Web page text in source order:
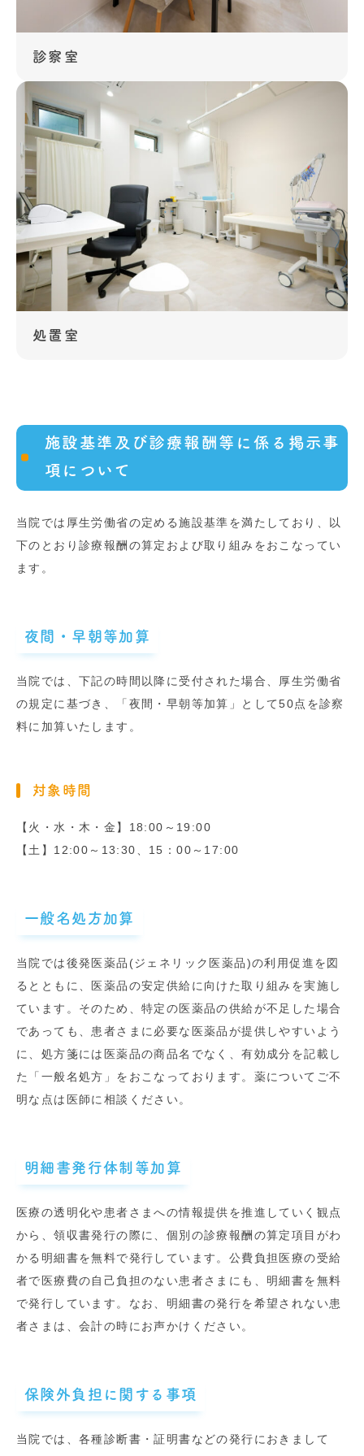
診察室
処置室
施設基準及び診療報酬等に係る掲示事
項について
当院では厚生労働省の定める施設基準を満たしており、以
下のとおり診療報酬の算定および取り組みをおこなってい
ます。
夜間・早朝等加算
当院では、下記の時間以降に受付された場合、厚生労働省
の規定に基づき、「夜間・早朝等加算」として50点を診察
料に加算いたします。
対象時間
【火・水・木・金】18:00～19:00
【土】12:00～13:30、15：00～17:00
一般名処方加算
当院では後発医薬品(ジェネリック医薬品)の利用促進を図
るとともに、医薬品の安定供給に向けた取り組みを実施し
ています。そのため、特定の医薬品の供給が不足した場合
であっても、患者さまに必要な医薬品が提供しやすいよう
に、処方箋には医薬品の商品名でなく、有効成分を記載し
た「一般名処方」をおこなっております。薬についてご不
明な点は医師に相談ください。
明細書発行体制等加算
医療の透明化や患者さまへの情報提供を推進していく観点
から、領収書発行の際に、個別の診療報酬の算定項目がわ
かる明細書を無料で発行しています。公費負担医療の受給
者で医療費の自己負担のない患者さまにも、明細書を無料
で発行しています。なお、明細書の発行を希望されない患
者さまは、会計の時にお声かけください。
保険外負担に関する事項
当院では、各種診断書・証明書などの発行におきまして